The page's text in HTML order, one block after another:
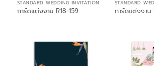
STANDARD WEDDING INVITATION
การ์ดแต่งงาน R18-159
STANDARD
การ์ดแต่งงาน